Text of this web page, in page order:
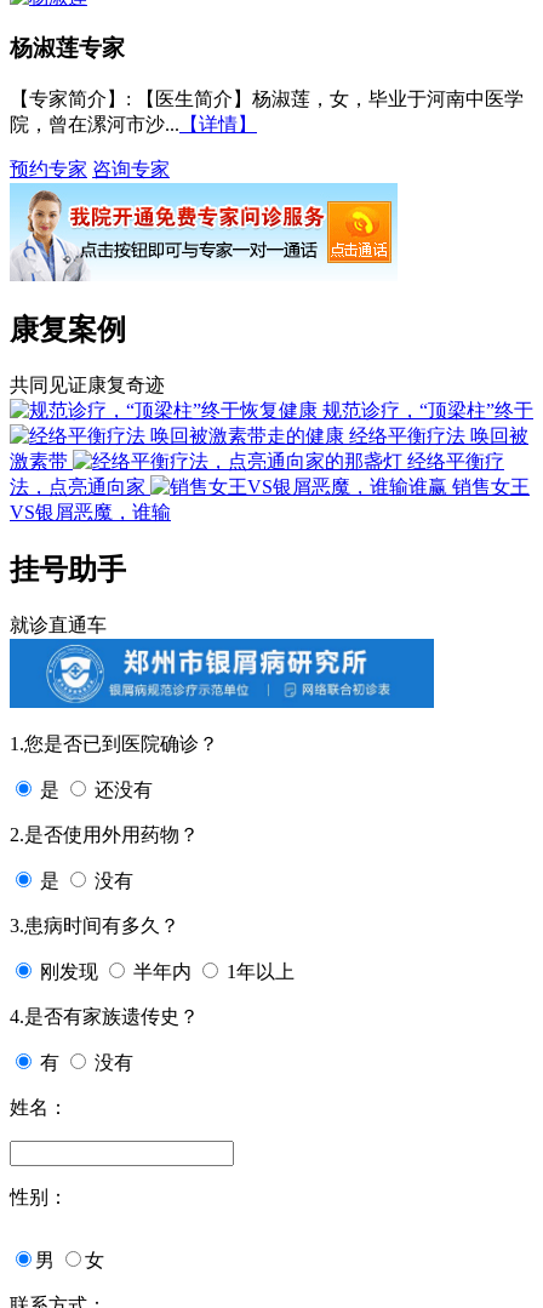
杨淑莲专家
【专家简介】 : 【医生简介】杨淑莲，女，毕业于河南中医学
院，曾在漯河市沙... 【详情】
预约专家 咨询专家
康复案例
共同见证康复奇迹
规范诊疗，“顶梁柱”终于
经络平衡疗法 唤回被
激素带
经络平衡疗
法，点亮通向家
销售女王
VS银屑恶魔，谁输
挂号助手
就诊直通车
1.您是否已到医院确诊？
是 还没有
2.是否使用外用药物？
是 没有
3.患病时间有多久？
刚发现 半年内 1年以上
4.是否有家族遗传史？
有 没有
姓名：
性别：
男 女